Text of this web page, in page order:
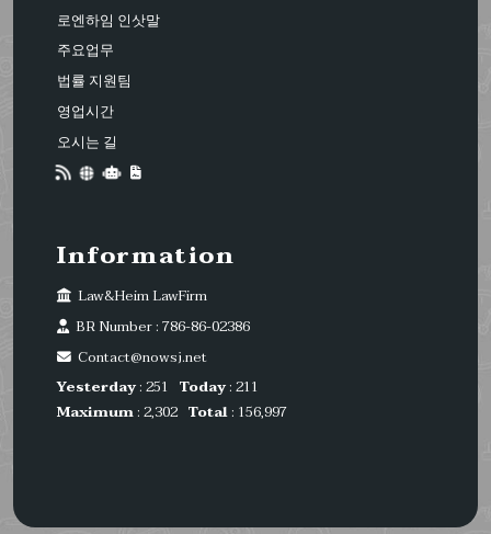
로엔하임 인삿말
주요업무
법률 지원팀
영업시간
오시는 길
Information
Law&Heim LawFirm
BR Number : 786-86-02386
Contact@nowsj.net
Yesterday: 251 Today: 211
Maximum: 2,302 Total: 156,997